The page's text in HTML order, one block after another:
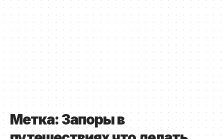
Метка: Запоры в